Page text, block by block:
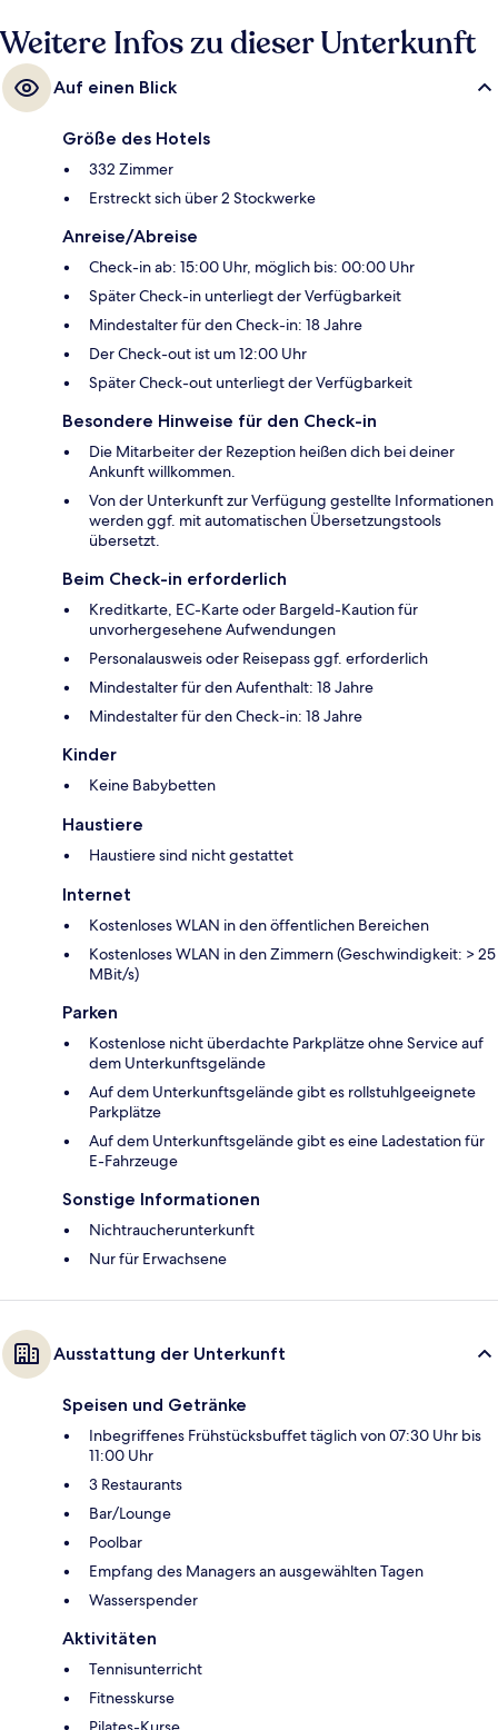
Weitere Infos zu dieser Unterkunft
Auf einen Blick
Größe des Hotels
332 Zimmer
Erstreckt sich über 2 Stockwerke
Anreise/Abreise
Check-in ab: 15:00 Uhr, möglich bis: 00:00 Uhr
Später Check-in unterliegt der Verfügbarkeit
Mindestalter für den Check-in: 18 Jahre
Der Check-out ist um 12:00 Uhr
Später Check-out unterliegt der Verfügbarkeit
Besondere Hinweise für den Check-in
Die Mitarbeiter der Rezeption heißen dich bei deiner
Ankunft willkommen.
Von der Unterkunft zur Verfügung gestellte Informationen
werden ggf. mit automatischen Übersetzungstools
übersetzt.
Beim Check-in erforderlich
Kreditkarte, EC-Karte oder Bargeld-Kaution für
unvorhergesehene Aufwendungen
Personalausweis oder Reisepass ggf. erforderlich
Mindestalter für den Aufenthalt: 18 Jahre
Mindestalter für den Check-in: 18 Jahre
Kinder
Keine Babybetten
Haustiere
Haustiere sind nicht gestattet
Internet
Kostenloses WLAN in den öffentlichen Bereichen
Kostenloses WLAN in den Zimmern (Geschwindigkeit: > 25
MBit/s)
Parken
Kostenlose nicht überdachte Parkplätze ohne Service auf
dem Unterkunftsgelände
Auf dem Unterkunftsgelände gibt es rollstuhlgeeignete
Parkplätze
Auf dem Unterkunftsgelände gibt es eine Ladestation für
E-Fahrzeuge
Sonstige Informationen
Nichtraucherunterkunft
Nur für Erwachsene
Ausstattung der Unterkunft
Speisen und Getränke
Inbegriffenes Frühstücksbuffet täglich von 07:30 Uhr bis
11:00 Uhr
3 Restaurants
Bar/Lounge
Poolbar
Empfang des Managers an ausgewählten Tagen
Wasserspender
Aktivitäten
Tennisunterricht
Fitnesskurse